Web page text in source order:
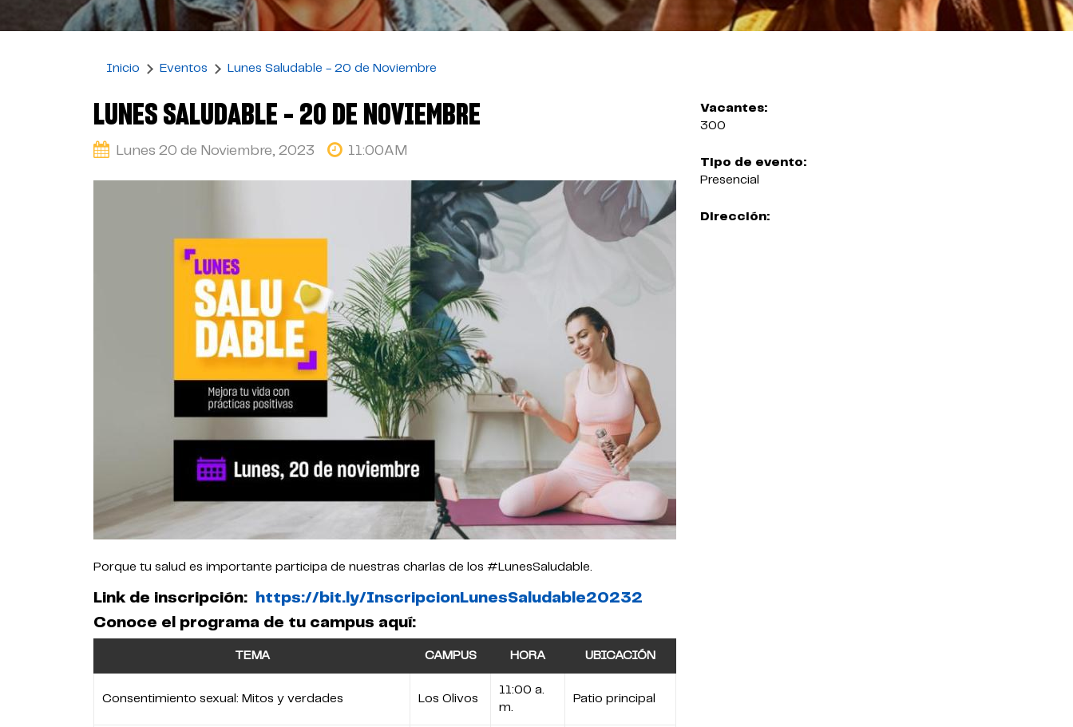
Inicio Eventos Lunes Saludable - 20 de Noviembre
LUNES SALUDABLE - 20 DE NOVIEMBRE
Lunes 20 de Noviembre, 2023 11:00AM
Porque tu salud es importante participa de nuestras charlas de los #LunesSaludable.
Link de inscripción:
https://bit.ly/InscripcionLunesSaludable20232
Conoce el programa de tu campus aquí:
TEMA CAMPUS HORA UBICACIÓN
Consentimiento sexual: Mitos y verdades Los Olivos
11:00 a.
m.
Patio principal
Vacantes:
300
Tipo de evento:
Presencial
Dirección: